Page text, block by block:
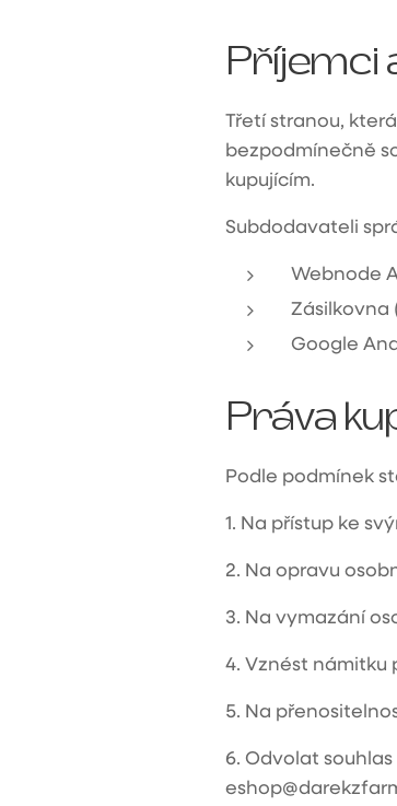
Příjemci
Třetí stranou,
bezpodmínečně
kupujícím.
Subdodavateli
Webnode
Zásilkovna
Google
Práva
Podle podmínek
1. Na přístup ke
2. Na opravu
3. Na vymazání
4. Vznést námitku
5. Na
6. Odvolat